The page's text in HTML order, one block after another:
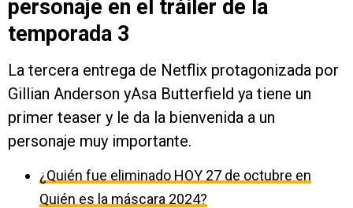
personaje en el tráiler de la
temporada 3
La tercera entrega de Netflix protagonizada por
Gillian Anderson yAsa Butterfield ya tiene un
primer teaser y le da la bienvenida a un
personaje muy importante.
¿Quién fue eliminado HOY 27 de octubre en
Quién es la máscara 2024?